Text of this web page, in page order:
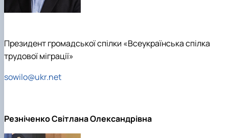
Президент громадської спілки «Всеукраїнська спілка
трудової міграції»
sowilo@ukr.net
Резніченко Світлана Олександрівна